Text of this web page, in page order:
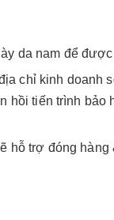
da nam để
chỉ kinh doanh
hồi tiến trình
hỗ trợ đóng